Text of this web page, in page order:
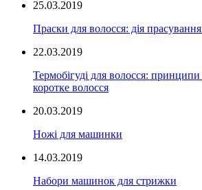
25.03.2019
Праски для волосся: дія
22.03.2019
Термобігуді для волосся:
коротке волосся
20.03.2019
Ножі для машинки
14.03.2019
Набори машинок для стрижки